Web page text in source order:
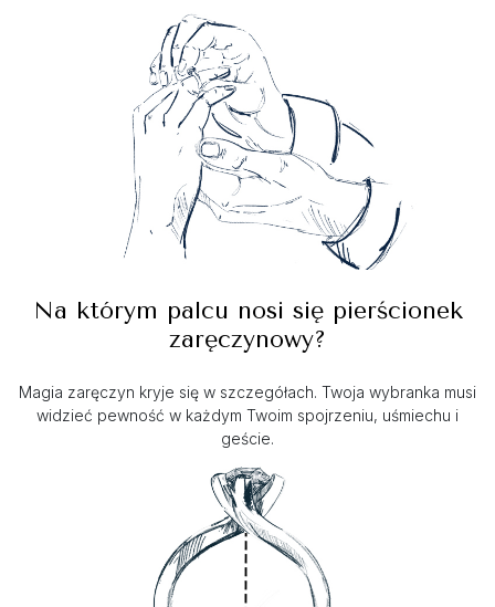
Na którym palcu nosi się pierścionek
zaręczynowy?
Magia zaręczyn kryje się w szczegółach. Twoja wybranka musi
widzieć pewność w każdym Twoim spojrzeniu, uśmiechu i
geście.